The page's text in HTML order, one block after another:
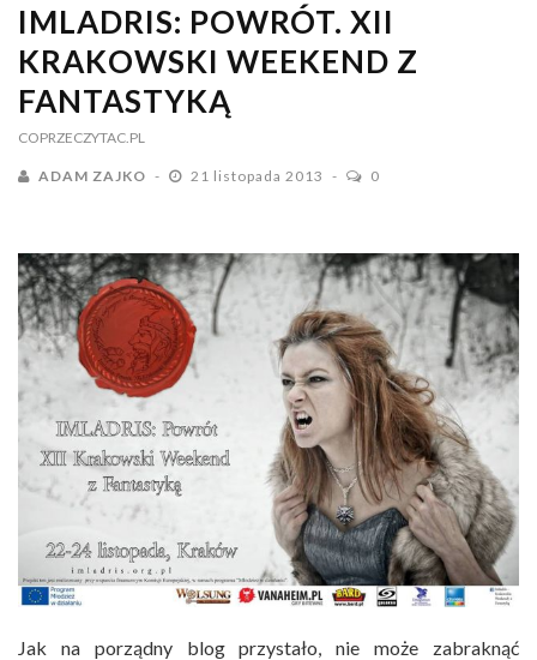
IMLADRIS: POWRÓT. XII
KRAKOWSKI WEEKEND Z
FANTASTYKĄ
COPRZECZYTAC.PL
ADAM ZAJKO 21 listopada 2013 0
Jak na porządny blog przystało, nie może zabraknąć